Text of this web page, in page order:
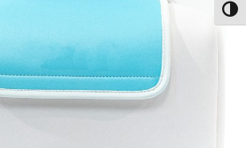
הפעל/כבה ניגודיות גבוהה